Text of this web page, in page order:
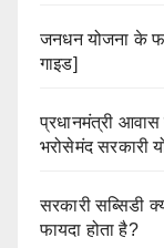
जनधन योजना के
गाइड]
प्रधानमंत्री
भरोसेमंद सरकारी
सरकारी सब्सिडी
फायदा होता है?